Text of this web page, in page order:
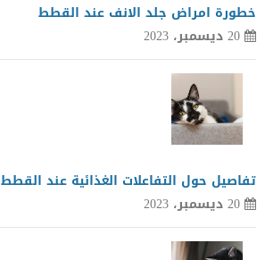
خطورة امراض جلد الانف عند القطط
20 ديسمبر، 2023
تفاصيل حول التفاعلات الغذائية عند القطط
20 ديسمبر، 2023